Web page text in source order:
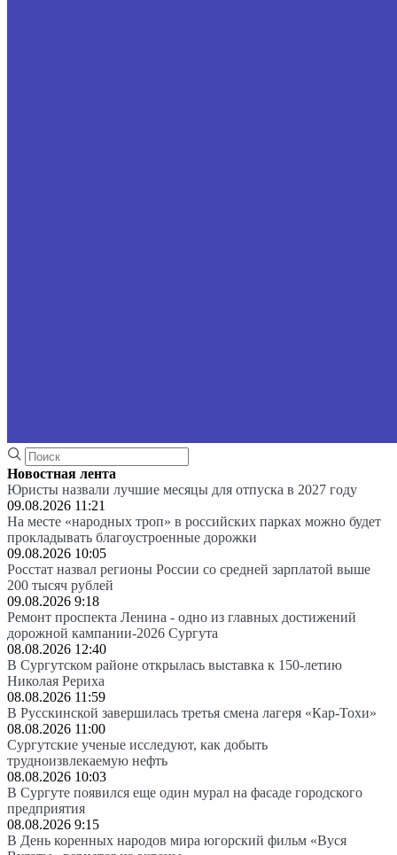
Новостная лента
Юристы назвали лучшие месяцы для отпуска в 2027 году
09.08.2026 11:21
На месте «народных троп» в российских парках можно будет
прокладывать благоустроенные дорожки
09.08.2026 10:05
Росстат назвал регионы России со средней зарплатой выше
200 тысяч рублей
09.08.2026 9:18
Ремонт проспекта Ленина - одно из главных достижений
дорожной кампании-2026 Сургута
08.08.2026 12:40
В Сургутском районе открылась выставка к 150-летию
Николая Рериха
08.08.2026 11:59
В Русскинской завершилась третья смена лагеря «Кар-Тохи»
08.08.2026 11:00
Сургутские ученые исследуют, как добыть
трудноизвлекаемую нефть
08.08.2026 10:03
В Сургуте появился еще один мурал на фасаде городского
предприятия
08.08.2026 9:15
В День коренных народов мира югорский фильм «Вуся